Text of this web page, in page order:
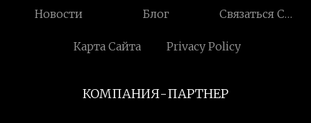
Новости Блог
Связаться С
Карта Сайта
Privacy Policy
КОМПАНИЯ-ПАРТНЕР